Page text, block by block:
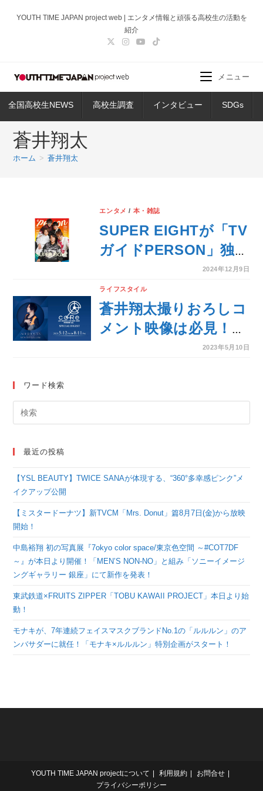
ス
ッ
YOUTH TIME JAPAN project web | エンタメ情報と頑張る高校生の活動を
紹介
全国高校生NEWS 高校生調査 インタビュー SDGs
メニュー
蒼井翔太
ホーム > 蒼井翔太
エンタメ / 本・雑誌
SUPER EIGHTが「TV
ガイドPERSON」独占
座談会で語るデビュー
20周年。「今が一番メ
ンバーのことが好き」
2024年12月9日
ライフスタイル
蒼井翔太撮りおろしコ
メント映像は必見！
『WONDER lab.
るハコ」で無料配信！
2023年5月10日
ワード検索
最近の投稿
【YSL BEAUTY】TWICE SANAが体現する、“360°多幸感ピンク”メ
イクアップ公開
【ミスタードーナツ】新TVCM「Mrs. Donut」篇8月7日(金)から放映
開始！
中島裕翔 初の写真展『7okyo color space/東京色空間 ～#COT7DF
～』が本日より開催！「MEN’S NON-NO」と組み「ソニーイメージ
ングギャラリー 銀座」にて新作を発表！
東武鉄道×FRUITS ZIPPER「TOBU KAWAII PROJECT」本日より始
動！
モナキが、7年連続フェイスマスクブランドNo.1の「ルルルン」のア
ンバサダーに就任！「モナキ×ルルルン」特別企画がスタート！
YOUTH TIME JAPAN projectについて 利用規約
お問合せ
プライバシーポリシー